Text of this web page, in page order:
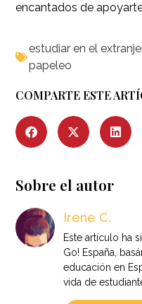
encantados de
estudiar en el
papeleo
COMPARTE ESTE
Sobre el autor
Irene C.
Este artículo ha
Go! España,
educación en
vida de